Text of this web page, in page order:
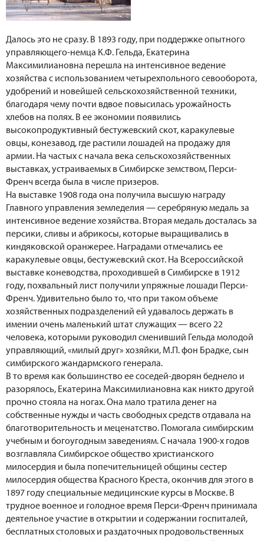
Далось это не сразу. В 1893 году, при поддержке опытного
управляющего-немца К.Ф. Гельда, Екатерина
Максимилиановна перешла на интенсивное ведение
хозяйства с использованием четырехпольного севооборота,
удобрений и новейшей сельскохозяйственной техники,
благодаря чему почти вдвое повысилась урожайность
хлебов на полях. В ее экономии появились
высокопродуктивный бестужевский скот, каракулевые
овцы, конезавод, где растили лошадей на продажу для
армии. На частых с начала века сельскохозяйственных
выставках, устраиваемых в Симбирске земством, Перси-
Френч всегда была в числе призеров.
На выставке 1908 года она получила высшую награду
Главного управления земледелия — серебряную медаль за
интенсивное ведение хозяйства. Вторая медаль досталась за
персики, сливы и абрикосы, которые выращивались в
киндяковской оранжерее. Наградами отмечались ее
каракулевые овцы, бестужевский скот. На Всероссийской
выставке коневодства, проходившей в Симбирске в 1912
году, похвальный лист получили упряжные лошади Перси-
Френч. Удивительно было то, что при таком объеме
хозяйственных подразделений ей удавалось держать в
имении очень маленький штат служащих — всего 22
человека, которыми руководил сменивший Гельда молодой
управляющий, «милый друг» хозяйки, М.П. фон Брадке, сын
симбирского жандармского генерала.
В то время как большинство ее соседей-дворян беднело и
разорялось, Екатерина Максимилиановна как никто другой
прочно стояла на ногах. Она мало тратила денег на
собственные нужды и часть свободных средств отдавала на
благотворительность и меценатство. Помогала симбирским
учебным и богоугодным заведениям. С начала 1900-х годов
возглавляла Симбирское общество христианского
милосердия и была попечительницей общины сестер
милосердия общества Красного Креста, окончив для этого в
1897 году специальные медицинские курсы в Москве. В
трудное военное и голодное время Перси-Френч принимала
деятельное участие в открытии и содержании госпиталей,
бесплатных столовых и раздаточных продовольственных